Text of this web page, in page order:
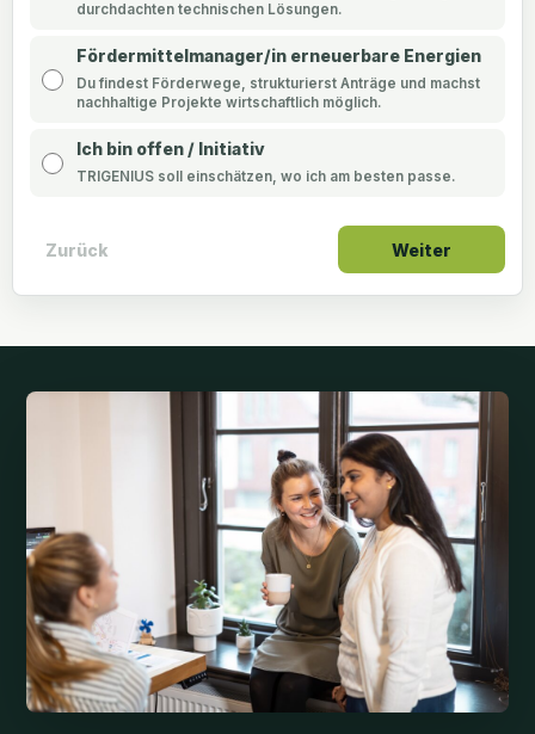
durchdachten technischen Lösungen.
Fördermittelmanager/in erneuerbare Energien
Du findest Förderwege, strukturierst Anträge und machst
nachhaltige Projekte wirtschaftlich möglich.
Ich bin offen / Initiativ
TRIGENIUS soll einschätzen, wo ich am besten passe.
Zurück Weiter